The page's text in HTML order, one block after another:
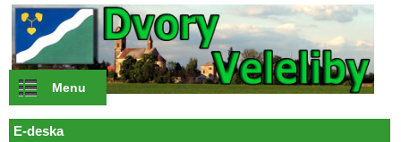
Přejít k hlavnímu obsahu
Menu
E-deska